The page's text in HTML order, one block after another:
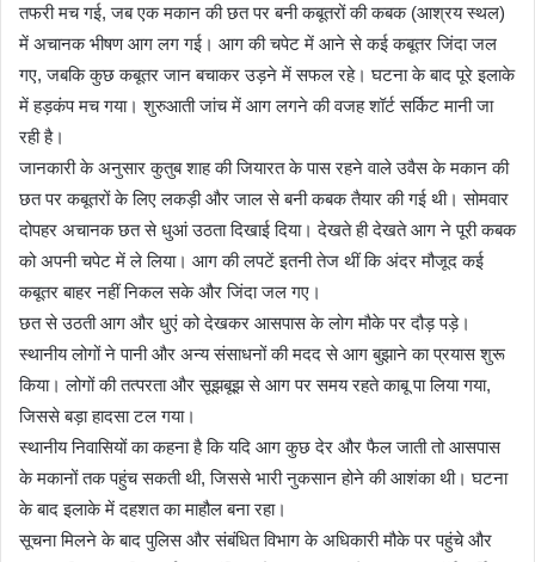
तफरी मच गई, जब एक मकान की छत पर बनी कबूतरों की कबक (आश्रय स्थल)
में अचानक भीषण आग लग गई। आग की चपेट में आने से कई कबूतर जिंदा जल
गए, जबकि कुछ कबूतर जान बचाकर उड़ने में सफल रहे। घटना के बाद पूरे इलाके
में हड़कंप मच गया। शुरुआती जांच में आग लगने की वजह शॉर्ट सर्किट मानी जा
रही है।
जानकारी के अनुसार कुतुब शाह की जियारत के पास रहने वाले उवैस के मकान की
छत पर कबूतरों के लिए लकड़ी और जाल से बनी कबक तैयार की गई थी। सोमवार
दोपहर अचानक छत से धुआं उठता दिखाई दिया। देखते ही देखते आग ने पूरी कबक
को अपनी चपेट में ले लिया। आग की लपटें इतनी तेज थीं कि अंदर मौजूद कई
कबूतर बाहर नहीं निकल सके और जिंदा जल गए।
छत से उठती आग और धुएं को देखकर आसपास के लोग मौके पर दौड़ पड़े।
स्थानीय लोगों ने पानी और अन्य संसाधनों की मदद से आग बुझाने का प्रयास शुरू
किया। लोगों की तत्परता और सूझबूझ से आग पर समय रहते काबू पा लिया गया,
जिससे बड़ा हादसा टल गया।
स्थानीय निवासियों का कहना है कि यदि आग कुछ देर और फैल जाती तो आसपास
के मकानों तक पहुंच सकती थी, जिससे भारी नुकसान होने की आशंका थी। घटना
के बाद इलाके में दहशत का माहौल बना रहा।
सूचना मिलने के बाद पुलिस और संबंधित विभाग के अधिकारी मौके पर पहुंचे और